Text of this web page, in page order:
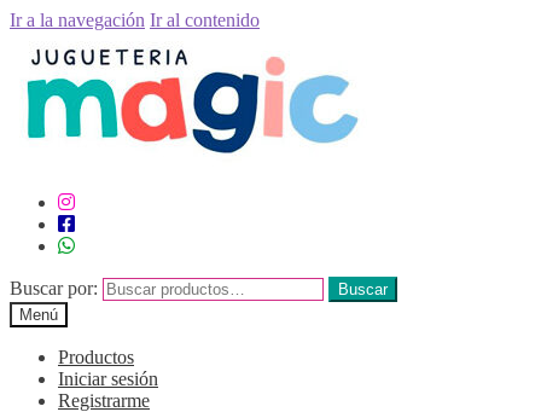
Ir a la navegación Ir al contenido
Buscar por:
Buscar
Menú
Productos
Iniciar sesión
Registrarme